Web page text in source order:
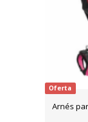
Oferta
Arnés